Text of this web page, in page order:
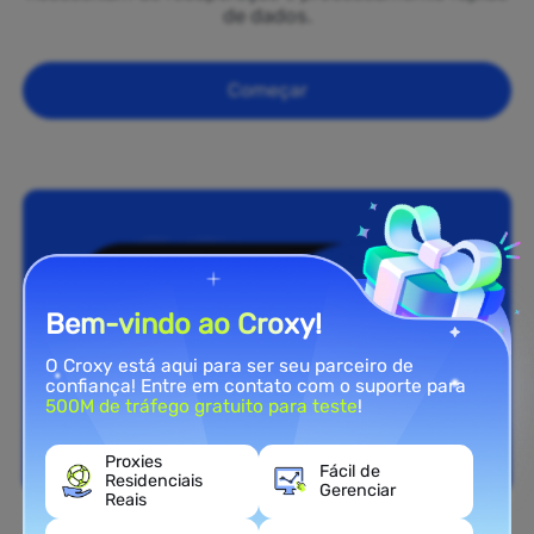
de dados.
Começar
Bem-vindo ao Croxy!
O Croxy está aqui para ser seu parceiro de
confiança! Entre em contato com o suporte para
500M de tráfego gratuito para teste!
Proxies
Residenciais
Reais
Fácil de
Gerenciar